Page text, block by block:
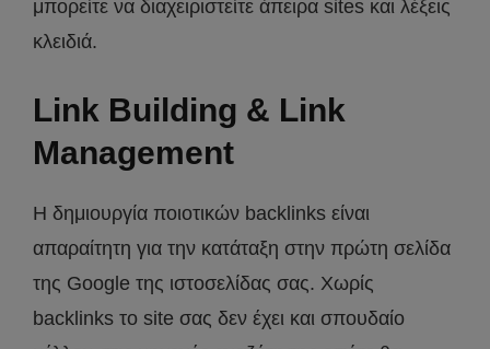
μπορείτε να διαχειριστείτε άπειρα sites και λέξεις
κλειδιά.
Link Building & Link
Management
Η δημιουργία ποιοτικών backlinks είναι
απαραίτητη για την κατάταξη στην πρώτη σελίδα
της Google της ιστοσελίδας σας. Χωρίς
backlinks το site σας δεν έχει και σπουδαίο